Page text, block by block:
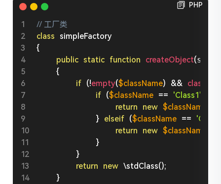
PHP
// 工厂类
class
simpleFactory
{
public static function createObject(
{
if (!empty($className) &&
if ($className == 'Class1'
return
new $className
} elseif ($className ==
return
new $className
}
}
return
new \stdClass();
}